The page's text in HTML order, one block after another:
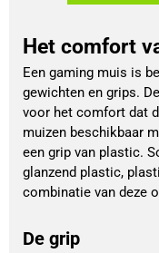
Het comfort
Een gaming muis is
gewichten en grips.
voor het comfort dat
muizen beschikbaar
een grip van plastic.
glanzend plastic,
combinatie van deze
De grip